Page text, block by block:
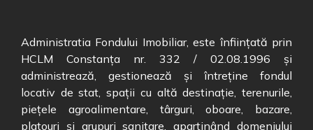
Administratia Fondului Imobiliar, este înființată prin
HCLM Constanța nr. 332 / 02.08.1996 și
administrează, gestionează și întreține fondul
locativ de stat, spații cu altă destinație, terenurile,
piețele agroalimentare, târguri, oboare, bazare,
platouri și grupuri sanitare, aparținând domeniului